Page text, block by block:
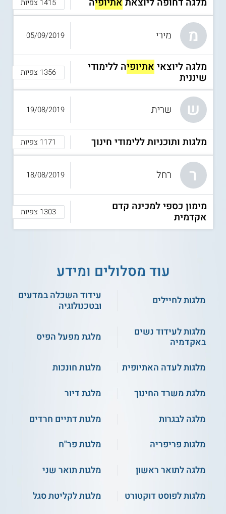
1415 צפיות
מ מירי
מלגה ליוצאי אתיופיה ללימודי
שיננית 1356 צפיות
05/09/2019
ש שרית
מלגות ותוכניות ללימודי חינוך 1171 צפיות
19/08/2019
ר רחל
מימון כספי למכינה קדם
אקדמית 1303 צפיות
18/08/2019
עוד מסלולים ומידע
מלגות לחיילים
עידוד השכלה במדעים
ובטכנולוגיה
מלגות לעידוד נשים
באקדמיה
מלגת מפעל הפיס
מלגות לעדה האתיופית
מלגות חונכות
מלגת משרד החינוך
מלגת דיור
מלגה לבגרות
מלגות דתיים חרדים
מלגות פריפריה
מלגות פר"ח
מלגה לתואר ראשון
מלגות תואר שני
מלגות לפוסט דוקטורט
מלגות לקליטת סגל